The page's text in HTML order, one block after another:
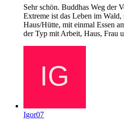
Sehr schön. Buddhas Weg der
Extreme ist das Leben im
Haus/Hütte, mit einmal Essen
der Typ mit Arbeit, Haus, Frau
Igor07